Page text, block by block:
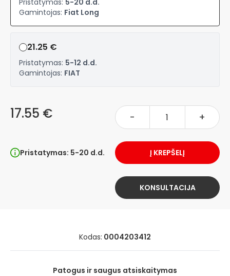
Pristatymas: 5-20 d.d.
Gamintojas: Fiat Long
21.25 €
Pristatymas: 5-12 d.d.
Gamintojas: FIAT
17.55 € - +
Pristatymas: 5-20 d.d. Į KREPŠELĮ
KONSULTACIJA
Kodas: 0004203412
Patogus ir saugus atsiskaitymas